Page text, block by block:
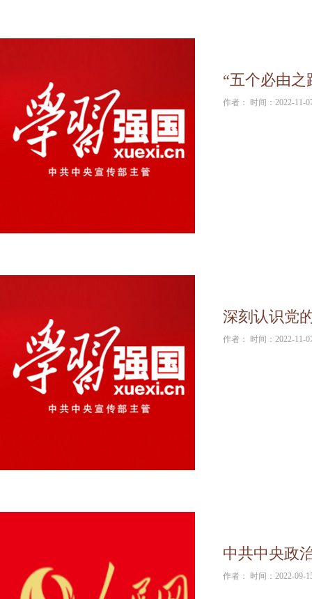
“五个必由
作者： 时间：2022-11-
深刻认识党
作者： 时间：2022-11-
中共中央政
作者： 时间：2022-09-